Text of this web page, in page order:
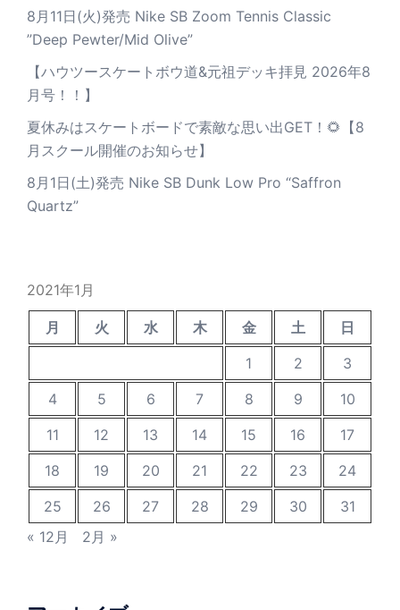
8月11日(火)発売 Nike SB Zoom Tennis Classic
”Deep Pewter/Mid Olive”
【ハウツースケートボウ道&元祖デッキ拝見 2026年8
月号！！】
夏休みはスケートボードで素敵な思い出GET！🌻【8
月スクール開催のお知らせ】
8月1日(土)発売 Nike SB Dunk Low Pro “Saffron
Quartz”
2021年1月
月 火 水 木 金 土
日
1
2
3
4
5 6 7 8 9
10
11
12 13 14 15 16
17
18
19 20 21 22 23
24
25
26 27 28 29 30
31
« 12月
2月 »